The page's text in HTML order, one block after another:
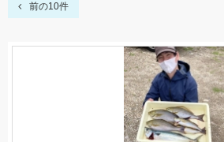
前の10件